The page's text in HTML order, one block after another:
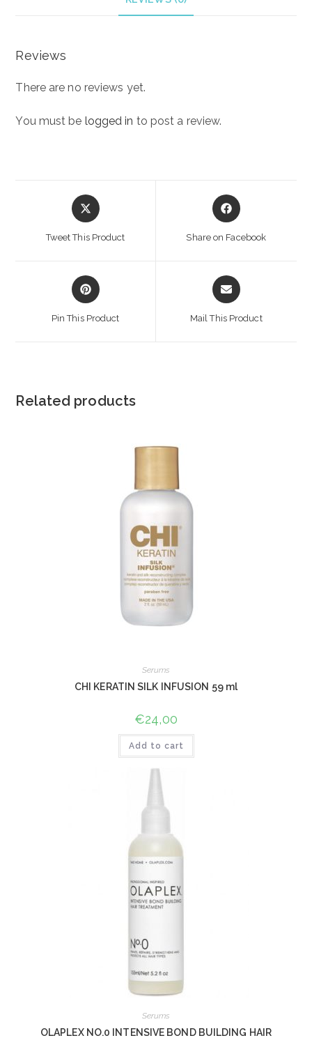
Reviews
There are no reviews yet.
You must be logged in to post a review.
Opens
in
Tweet This Product
Opens
in
Share on Facebook
Opens
in
Pin This Product
Opens
in
Mail This Product
Related products
Serums
CHI KERATIN SILK INFUSION 59 ml
€24,00
Add to cart
Serums
OLAPLEX NO.0 INTENSIVE BOND BUILDING HAIR